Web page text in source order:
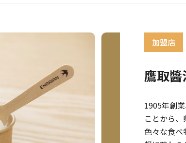
鷹取
1905年創
ことから
色々な食べ